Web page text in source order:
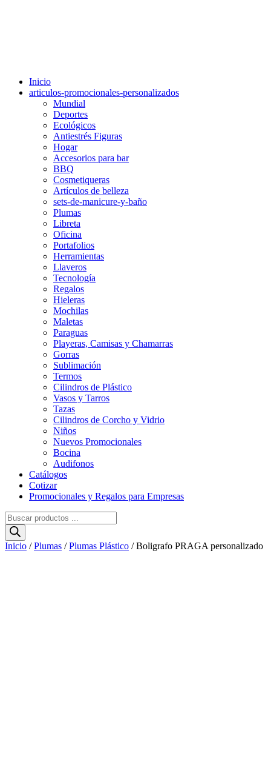
Inicio
articulos-promocionales-personalizados
Mundial
Deportes
Ecológicos
Antiestrés Figuras
Hogar
Accesorios para bar
BBQ
Cosmetiqueras
Artículos de belleza
sets-de-manicure-y-baño
Plumas
Libreta
Oficina
Portafolios
Herramientas
Llaveros
Tecnología
Regalos
Hieleras
Mochilas
Maletas
Paraguas
Playeras, Camisas y Chamarras
Gorras
Sublimación
Termos
Cilindros de Plástico
Vasos y Tarros
Tazas
Cilindros de Corcho y Vidrio
Niños
Nuevos Promocionales
Bocina
Audifonos
Catálogos
Cotizar
Promocionales y Regalos para Empresas
Búsqueda
de
productos
Inicio /Plumas /Plumas Plástico / Boligrafo PRAGA personalizado